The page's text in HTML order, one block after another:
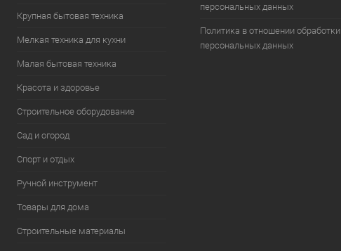
Крупная бытовая техника
Мелкая техника для кухни
Малая бытовая техника
Красота и здоровье
Строительное оборудование
Сад и огород
Спорт и отдых
Ручной инструмент
Товары для дома
Строительные материалы
персональных данных
Политика в отношении обработки
персональных данных